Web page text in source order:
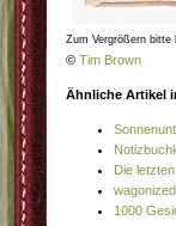
Zum Vergrößern bitte
© Tim Brown
Ähnliche Artikel
Die
1000